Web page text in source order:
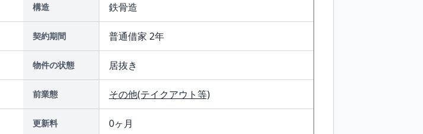
構造 鉄⾻造
契約期間 普通借家 2年
物件の状態 居抜き
前業態 その他(テイクアウト等)
更新料 0ヶ月